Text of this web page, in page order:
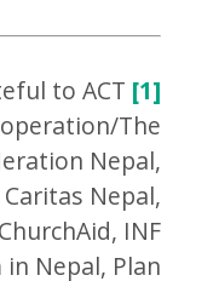
[1]
to ACT
The
Nepal,
Nepal,
INF
Nepal, Plan